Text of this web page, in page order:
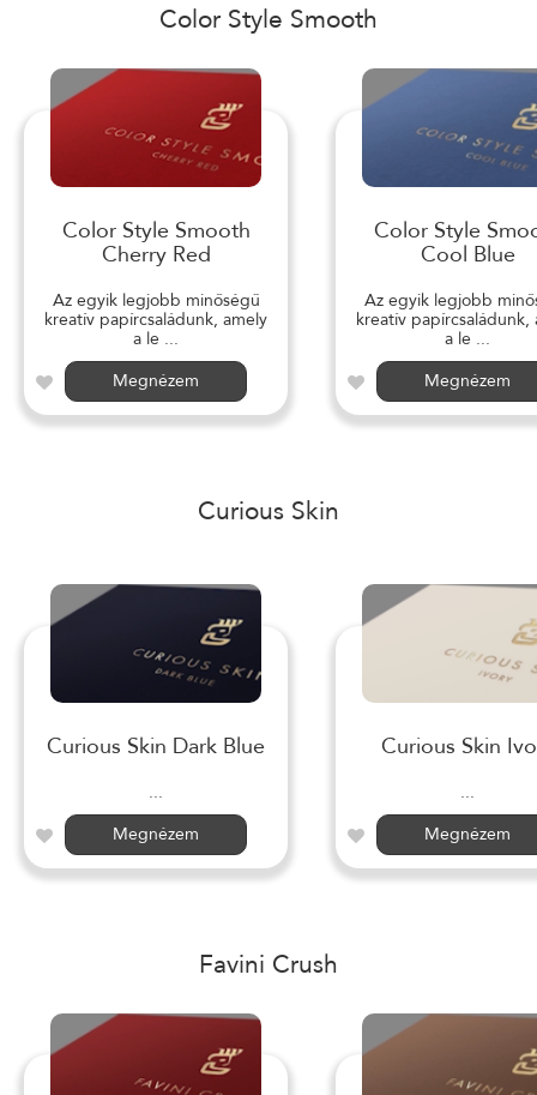
Color Style Smooth
Color Style Smooth
Cherry Red
Az egyik legjobb minőségű
kreatív papírcsaládunk, amely
a le ...
Megnézem
Color Style
Cool Blue
Az egyik legjobb
kreatív papírcsaládunk,
a le ...
Megnézem
Curious Skin
Curious Skin Dark Blue
...
Megnézem
Curious Skin
...
Megnézem
Favini Crush